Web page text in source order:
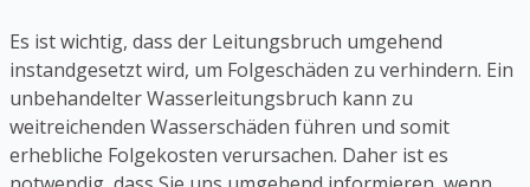
Es ist wichtig, dass der Leitungsbruch umgehend
instandgesetzt wird, um Folgeschäden zu verhindern. Ein
unbehandelter Wasserleitungsbruch kann zu
weitreichenden Wasserschäden führen und somit
erhebliche Folgekosten verursachen. Daher ist es